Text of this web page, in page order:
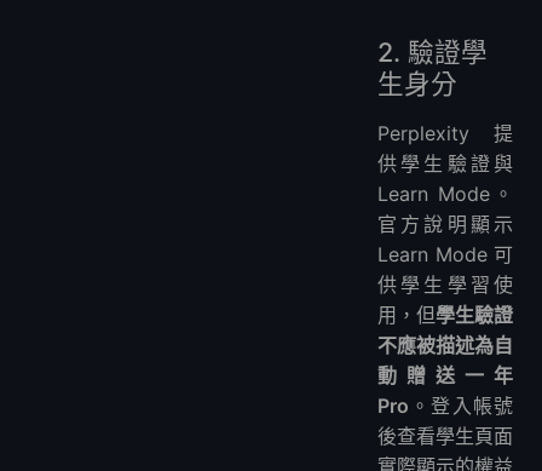
2. 驗證學
生身分
Perplexity 提
供學生驗證與
Learn Mode。
官方說明顯示
Learn Mode 可
供學生學習使
用，但學生驗證
不應被描述為自
動贈送一年
Pro 。登入帳號
後查看學生頁面